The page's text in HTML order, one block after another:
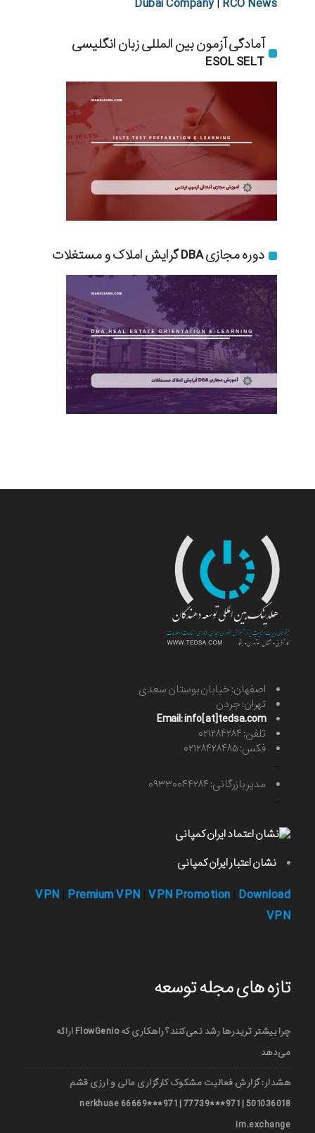
Dubai Company| RCO News
آمادگی آزمون بین المللی زبان انگلیسی
ESOL SELT
دوره مجازی DBA گرایش املاک و مستغلات
اصفهان: خیابان بوستان سعدی
تهران: جردن
Email: info[at]tedsa.com
تلفن: ۰۲۱۲۸۴۲۸۴
فکس: ۰۲۱۲۸۴۲۸۴۸۵
مدیر بازرگانی: ۰۹۳۳۰۰۴۴۲۸۴
نشان اعتبار ایران کمپانی
VPN Premium VPN VPN Promotion Download
VPN
تازه های مجله توسعه
چرا بیشتر تریدرها رشد نمی‌کنند؟ راهکاری که FlowGenio ارائه
می‌دهد
هشدار: گزارش فعالیت مشکوک کارگزاری مالی و ارزی قشم
501036018 | 971***77739 | 971***66669 nerkhuae
irn.exchange